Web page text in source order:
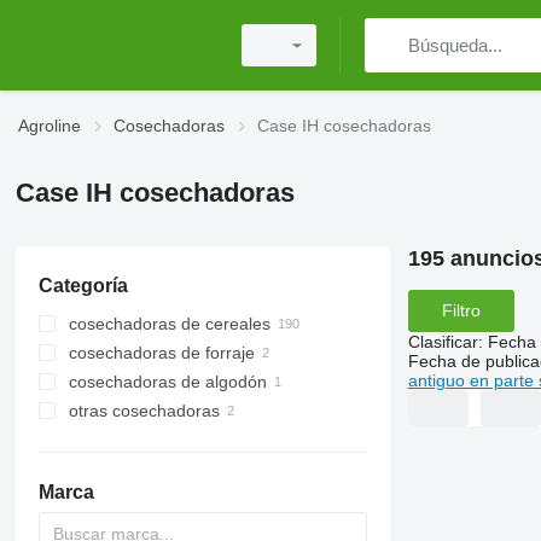
Agroline Cosechadoras Case IH cosechadoras
Case IH cosechadoras
Categoría
cosechadoras de cereales
cosechadoras de forraje
cosechadoras de algodón
otras cosechadoras
Marca
195
Filtro
Clasificar: Fecha
Fecha de
antiguo en parte